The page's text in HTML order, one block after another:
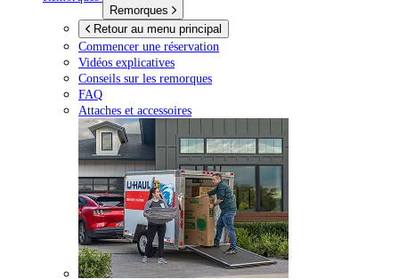
Remorques
Retour au menu principal
Commencer une réservation
Vidéos explicatives
Conseils sur les remorques
FAQ
Attaches et accessoires